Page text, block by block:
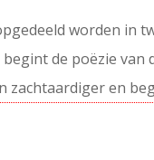
worden in
de poëzie
zachtaardiger en